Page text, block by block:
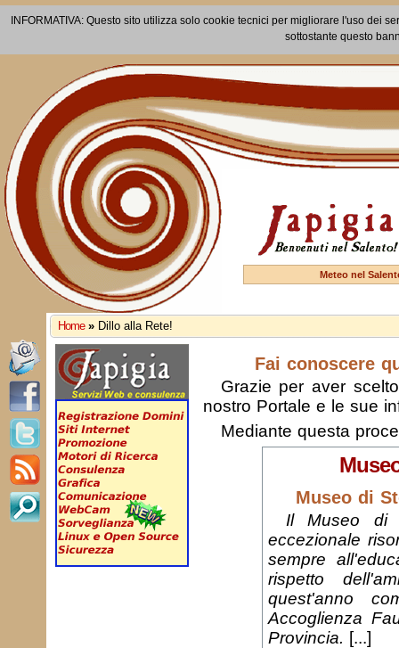
INFORMATIVA: Questo sito utilizza solo cookie tecnici per migliorare l'uso dei
sottostante questo
Meteo nel
Home » Dillo alla Rete!
Fai conoscere
Grazie per aver
nostro Portale e le sue
Mediante questa
Museo di
Il Museo di
eccezionale
sempre
rispetto
quest'anno
Accoglienza
Provincia. [...]